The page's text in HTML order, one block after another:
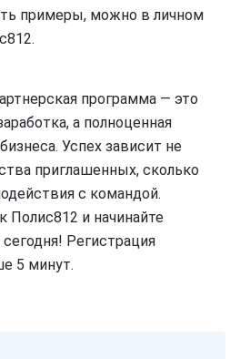
примеры, можно в личном
программа — это
а полноценная
Успех зависит не
приглашенных, сколько
с командой.
Полис812 и начинайте
Регистрация
5 минут.